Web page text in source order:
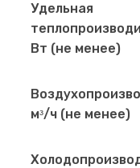
Удельная
Вт (не менее)
мᵌ/ч (не менее)